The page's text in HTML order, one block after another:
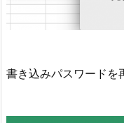
書き込みパスワードを